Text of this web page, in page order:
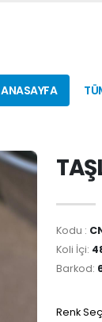
ANASAYFA
Kodu :
Koli İçi:
Barkod:
Renk